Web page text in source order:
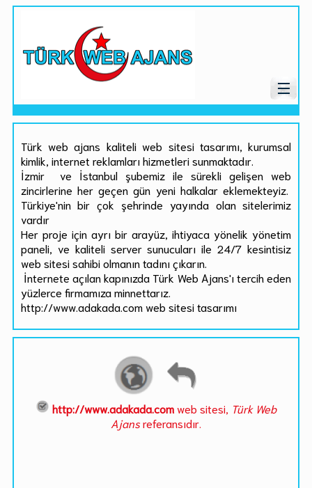
Türk web ajans kaliteli web sitesi tasarımı, kurumsal
kimlik, internet reklamları hizmetleri sunmaktadır.
İzmir ve İstanbul şubemiz ile sürekli gelişen web
zincirlerine her geçen gün yeni halkalar eklemekteyiz.
Türkiye'nin bir çok şehrinde yayında olan sitelerimiz
vardır
Her proje için ayrı bir arayüz, ihtiyaca yönelik yönetim
paneli, ve kaliteli server sunucuları ile 24/7 kesintisiz
web sitesi sahibi olmanın tadını çıkarın.
İnternete açılan kapınızda Türk Web Ajans'ı tercih eden
yüzlerce firmamıza minnettarız.
http://www.adakada.com web sitesi tasarımı
http://www.adakada.comweb sitesi, Türk Web
Ajansreferansıdır.